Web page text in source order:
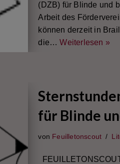
(DZB) für Blinde und
Arbeit des
können derzeit in
die…Weiterlesen »
für Blinde
von Feuilletonscout